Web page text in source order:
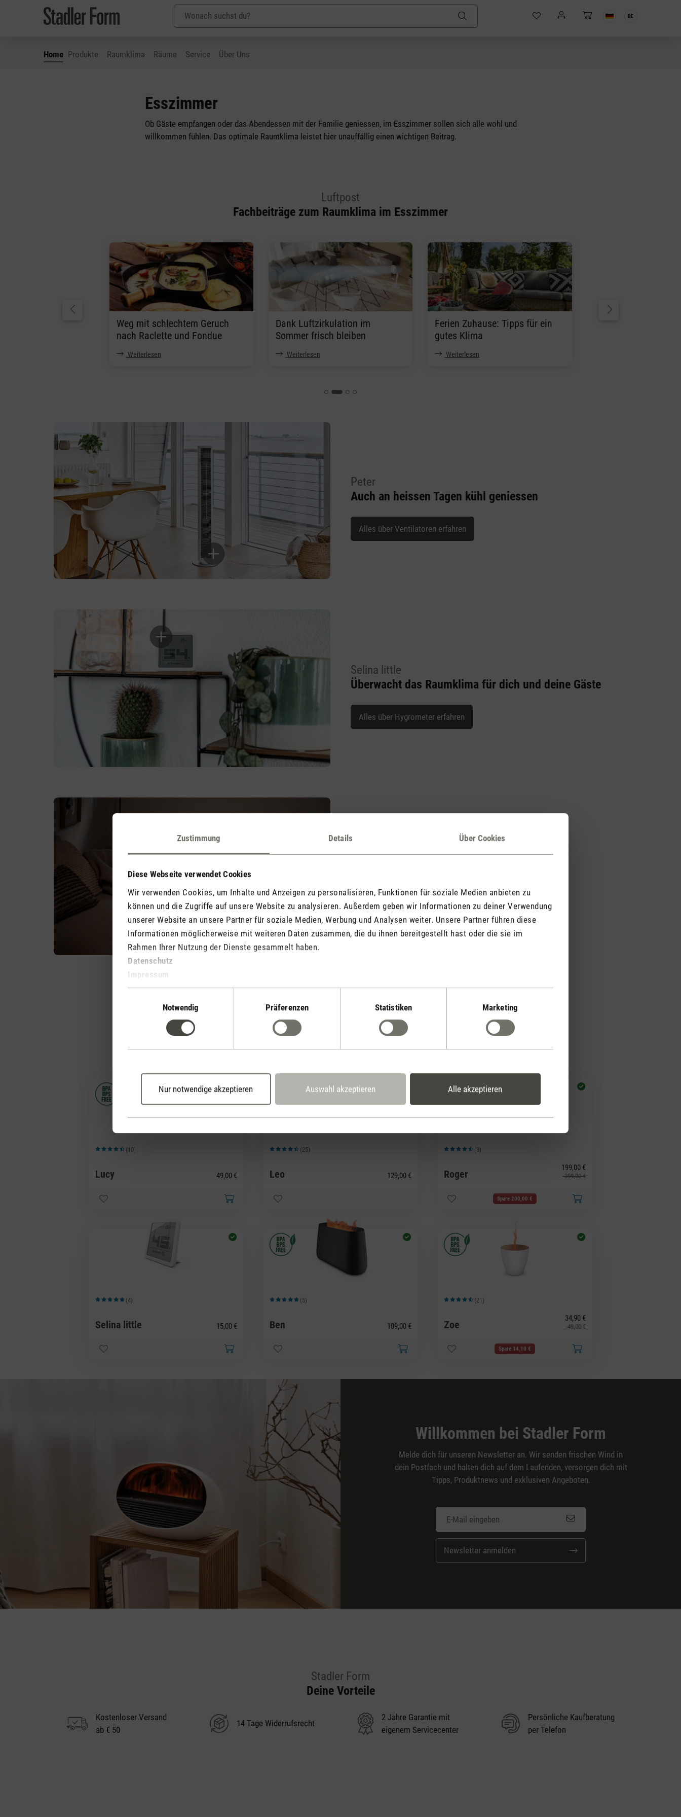
Zustimmung Details Über Cookies
Diese Webseite verwendet Cookies
Wir verwenden Cookies, um Inhalte und Anzeigen zu personalisieren, Funktionen für soziale Medien anbieten zu
können und die Zugriffe auf unsere Website zu analysieren. Außerdem geben wir Informationen zu deiner Verwendung
unserer Website an unsere Partner für soziale Medien, Werbung und Analysen weiter. Unsere Partner führen diese
Informationen möglicherweise mit weiteren Daten zusammen, die du ihnen bereitgestellt hast oder die sie im
Rahmen Ihrer Nutzung der Dienste gesammelt haben.
Datenschutz
Impressum
Notwendig
Präferenzen Statistiken Marketing
Nur notwendige akzeptieren Auswahl akzeptieren Alle akzeptieren
DE
Home Produkte Raumklima Räume Service Über Uns
Esszimmer
Ob Gäste empfangen oder das Abendessen mit der Familie geniessen, im Esszimmer sollen sich alle wohl und
willkommen fühlen. Das optimale Raumklima leistet hier unauffällig einen wichtigen Beitrag.
Luftpost
Fachbeiträge zum Raumklima im Esszimmer
Weg mit schlechtem Geruch
nach Raclette und Fondue
Weiterlesen
Dank Luftzirkulation im
Sommer frisch bleiben
Weiterlesen
Ferien Zuhause: Tipps für ein
gutes Klima
Weiterlesen
Peter
Auch an heissen Tagen kühl geniessen
Alles über Ventilatoren erfahren
Selina little
Überwacht das Raumklima für dich und deine Gäste
Alles über Hygrometer erfahren
Ben
Alles über Luftbefeuchter erfahren
Unsere Produkte für mehr
Wohlbefinden im Esszimmer
Durchschnittliche Bewertung von 4.9 von 5 Sternen
(10)
Lucy 49,00 €
Durchschnittliche Bewertung von 4.84 von 5 Sternen
(25)
Leo 129,00 €
WiFi
Durchschnittliche Bewertung von 4.63 von 5 Sternen
(8)
Roger
199,00 €
399,00 €
Spare 200,00 €
Durchschnittliche Bewertung von 5 von 5 Sternen
(4)
Selina little 15,00 €
Durchschnittliche Bewertung von 5 von 5 Sternen
(5)
Ben 109,00 €
Durchschnittliche Bewertung von 4.48 von 5 Sternen
(21)
Zoe
34,90 €
49,00 €
Spare 14,10 €
Willkommen bei Stadler Form
Melde dich für unseren Newsletter an. Wir senden frischen Wind in
dein Postfach und halten dich auf dem Laufenden, versorgen dich mit
Tipps, Produktnews und exklusiven Angeboten.
Newsletter anmelden
Stadler Form
Deine Vorteile
Kostenloser Versand
ab € 50
14 Tage Widerrufsrecht
2 Jahre Garantie mit
eigenem Servicecenter
Persönliche Kaufberatung
per Telefon